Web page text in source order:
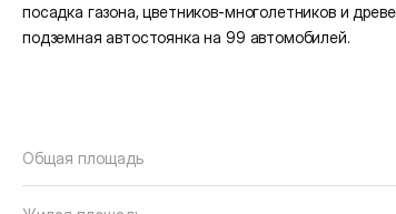
посадка газона, цветников-многолетников и
подземная автостоянка на 99 автомобилей.
Общая площадь